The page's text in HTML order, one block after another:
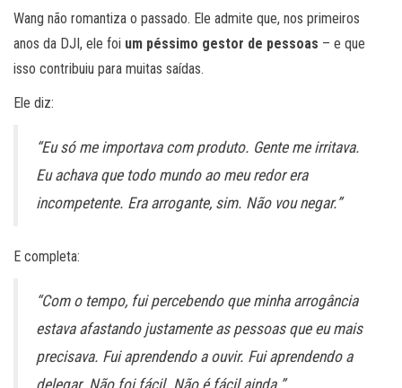
Wang não romantiza o passado. Ele admite que, nos primeiros
anos da DJI, ele foi um péssimo gestor de pessoas – e que
isso contribuiu para muitas saídas.
Ele diz:
“Eu só me importava com produto. Gente me irritava.
Eu achava que todo mundo ao meu redor era
incompetente. Era arrogante, sim. Não vou negar.”
E completa:
“Com o tempo, fui percebendo que minha arrogância
estava afastando justamente as pessoas que eu mais
precisava. Fui aprendendo a ouvir. Fui aprendendo a